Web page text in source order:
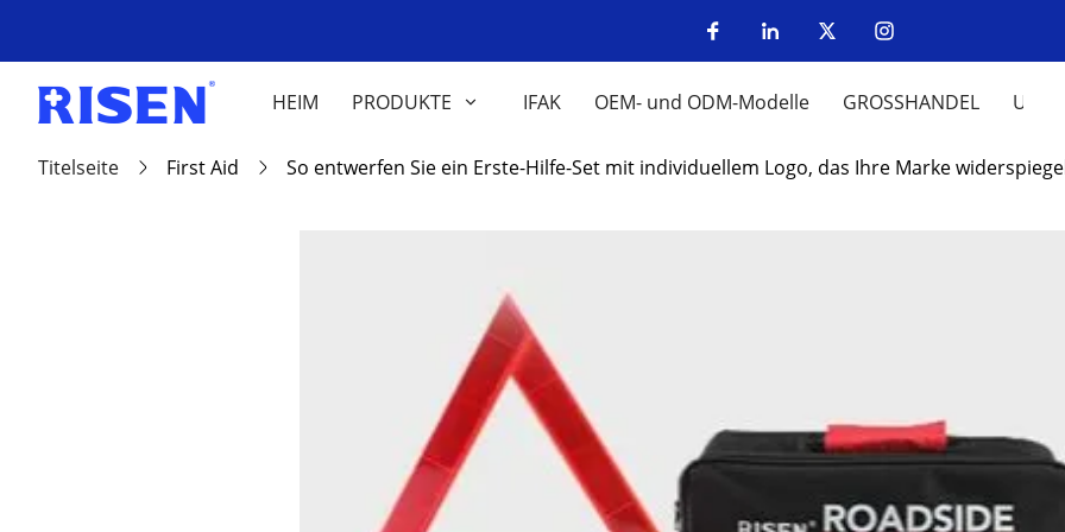
HEIM PRODUKTE IFAK OEM- und ODM-Modelle GROSSHANDEL UM
Titelseite First Aid So entwerfen Sie ein Erste-Hilfe-Set mit individuellem Logo, das Ihre Marke